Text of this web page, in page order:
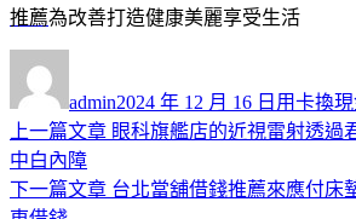
推薦為改善打造健康美麗享受生活
者
admin佈
日
2024 年 12 月 16 日 類
用卡換
文
章
上一篇文章 上
篇
眼科旗艦店的近視雷射透過
中白內障
下一篇文章 下
台北當舖借錢推薦來應付床